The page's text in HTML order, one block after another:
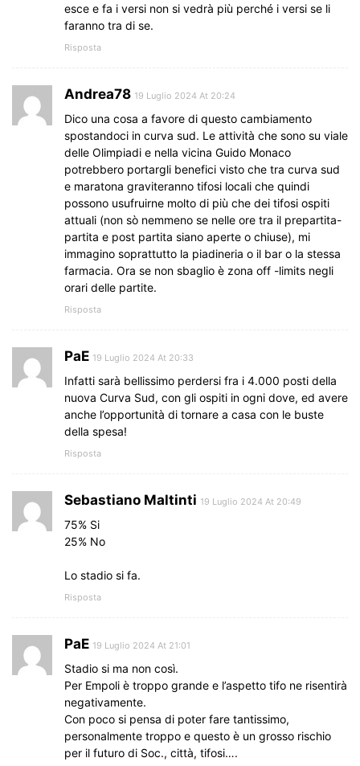
esce e fa i versi non si vedrà più perché i versi se li
faranno tra di se.
Risposta
Andrea78 19 Luglio 2024 At 20:24
Dico una cosa a favore di questo cambiamento
spostandoci in curva sud. Le attività che sono su viale
delle Olimpiadi e nella vicina Guido Monaco
potrebbero portargli benefici visto che tra curva sud
e maratona graviteranno tifosi locali che quindi
possono usufruirne molto di più che dei tifosi ospiti
attuali (non sò nemmeno se nelle ore tra il prepartita-
partita e post partita siano aperte o chiuse), mi
immagino soprattutto la piadineria o il bar o la stessa
farmacia. Ora se non sbaglio è zona off -limits negli
orari delle partite.
Risposta
PaE 19 Luglio 2024 At 20:33
Infatti sarà bellissimo perdersi fra i 4.000 posti della
nuova Curva Sud, con gli ospiti in ogni dove, ed avere
anche l’opportunità di tornare a casa con le buste
della spesa!
Risposta
Sebastiano Maltinti 19 Luglio 2024 At 20:49
75% Si
25% No
Lo stadio si fa.
Risposta
PaE 19 Luglio 2024 At 21:01
Stadio si ma non così.
Per Empoli è troppo grande e l’aspetto tifo ne risentirà
negativamente.
Con poco si pensa di poter fare tantissimo,
personalmente troppo e questo è un grosso rischio
per il futuro di Soc., città, tifosi….